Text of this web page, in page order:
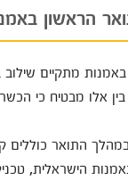
הראשון
מתקיים שילוב
בין אלו מבטיח כי
התואר כוללים
הישראלית,